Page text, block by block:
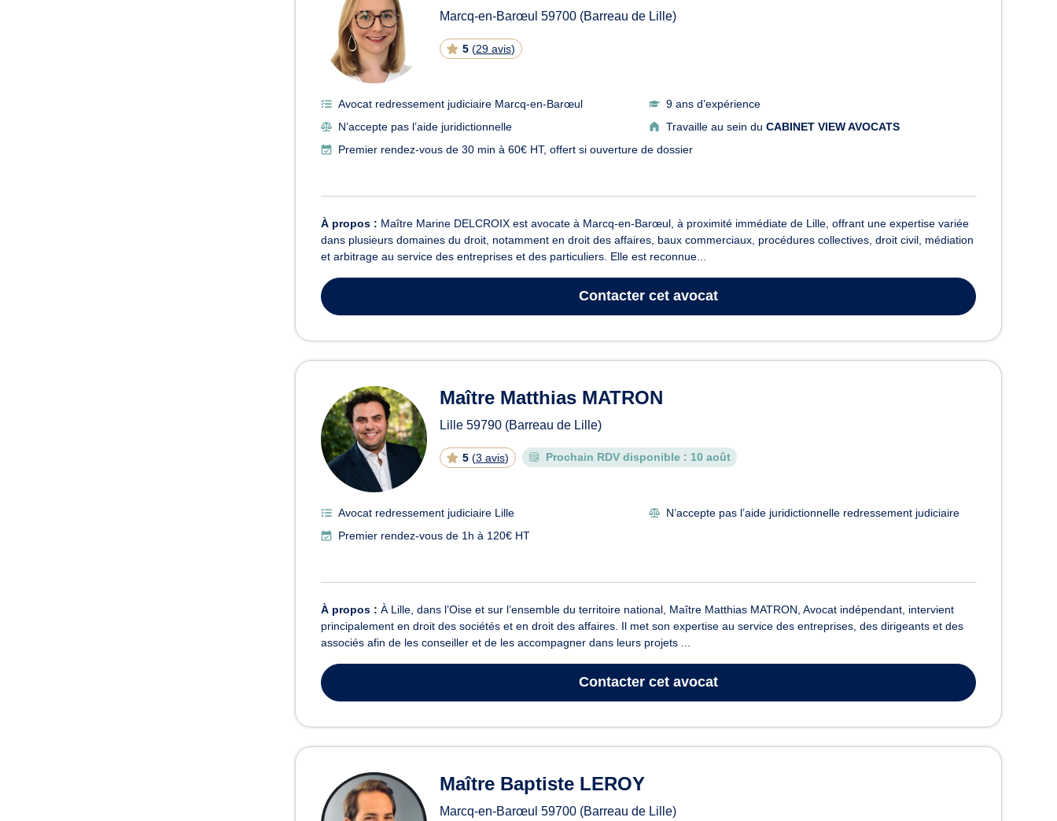
Marcq-en-Barœul 59700 (Barreau de Lille)
5 (29 avis)
Avocat redressement judiciaire Marcq-en-Barœul
9 ans d’expérience
N’accepte pas l’aide juridictionnelle
Travaille au sein du CABINET VIEW AVOCATS
Premier rendez-vous de 30 min à 60€ HT, offert si ouverture de dossier
À propos : Maître Marine DELCROIX est avocate à Marcq-en-Barœul, à proximité immédiate de Lille, offrant une expertise variée
dans plusieurs domaines du droit, notamment en droit des affaires, baux commerciaux, procédures collectives, droit civil, médiation
et arbitrage au service des entreprises et des particuliers. Elle est reconnue...
Contacter cet avocat
Maître Matthias MATRON
Lille 59790 (Barreau de Lille)
5 (3 avis) Prochain RDV disponible : 10 août
Avocat redressement judiciaire Lille
N’accepte pas l’aide juridictionnelle redressement judiciaire
Premier rendez-vous de 1h à 120€ HT
À propos : À Lille, dans l’Oise et sur l’ensemble du territoire national, Maître Matthias MATRON, Avocat indépendant, intervient
principalement en droit des sociétés et en droit des affaires. Il met son expertise au service des entreprises, des dirigeants et des
associés afin de les conseiller et de les accompagner dans leurs projets ...
Contacter cet avocat
Maître Baptiste LEROY
Marcq-en-Barœul 59700 (Barreau de Lille)